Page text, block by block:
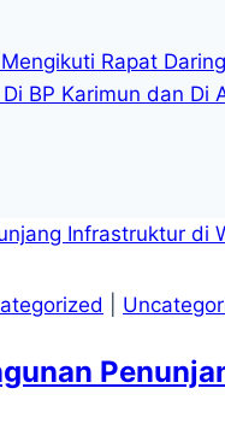
Rapat
BP Karimun dan Di